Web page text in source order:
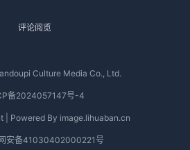
评论阅览
Culture Media Co., Ltd.
备2024057147号-4
| Powered By image.lihuaban.cn
安备41030402000221号